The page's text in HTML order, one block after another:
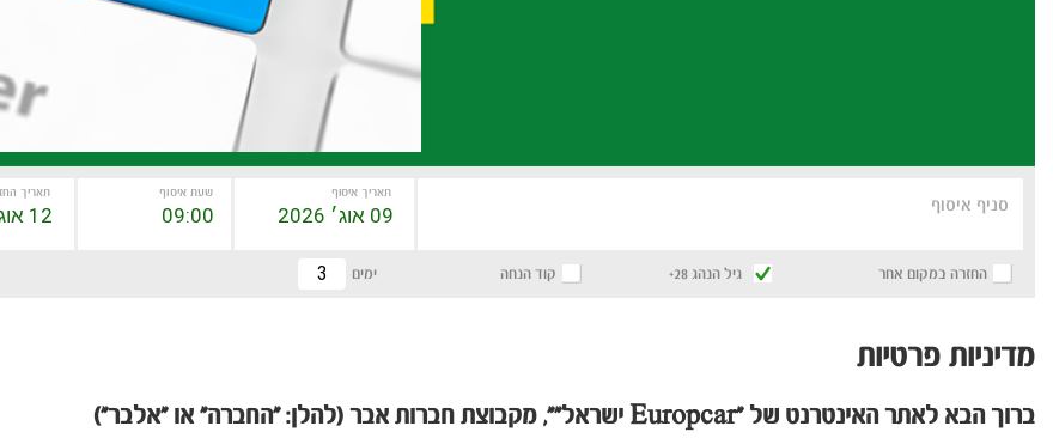
סניף איסוף
תאריך איסוף שעת איסוף תאריך
החזרה במקום אחר גיל הנהג 28+ קוד הנחה ימים
מדיניות פרטיות
ברוך הבא לאתר האינטרנט של "Europcar ישראל"", מקבוצת חברות אבר (להלן: "החברה" או "אלבר")